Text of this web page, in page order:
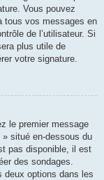
Vous pouvez
tous vos messages en
de l’utilisateur. Si
plus utile de
votre signature.
le premier message
» situé en-dessous du
pas disponible, il est
des sondages.
deux options dans les